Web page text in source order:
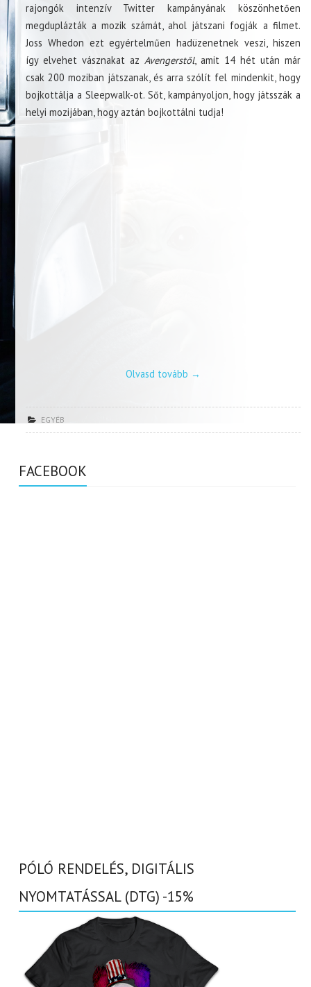
rajongók intenzív Twitter kampányának köszönhetően
megduplázták a mozik számát, ahol játszani fogják a filmet.
Joss Whedon ezt egyértelműen hadüzenetnek veszi, hiszen
így elvehet vásznakat az Avengerstől, amit 14 hét után már
csak 200 moziban játszanak, és arra szólít fel mindenkit, hogy
bojkottálja a Sleepwalk-ot. Sőt, kampányoljon, hogy játsszák a
helyi mozijában, hogy aztán bojkottálni tudja!
Olvasd tovább →
EGYÉB
FACEBOOK
PÓLÓ RENDELÉS, DIGITÁLIS
NYOMTATÁSSAL (DTG) -15%